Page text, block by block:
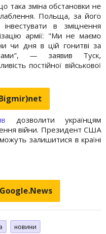
така зміна обстановки не
Польща, за його
в зміцнення
армії: "Ми не маємо
чи дня в цій гонитві за
— заявив Туск,
постійної військової
дозволити українцям
війни. Президент США
залишитися в країні
новини